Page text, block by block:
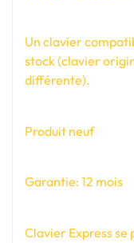
Un clavier
stock (clavier
différente).
Produit neuf
Garantie: 12 mois
Clavier Express se